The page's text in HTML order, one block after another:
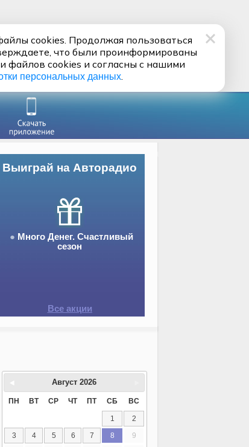
Выиграй на Авторадио
Много Денег. Счастливый
сезон
Все акции
Август 2026
ПН ВТ СР ЧТ ПТ СБ ВС
1
2
3
4 5 6 7 8
9
cookies. Продолжая пользоваться
что были проинформированы
файлов cookies и согласны с нашими
персональных данных.